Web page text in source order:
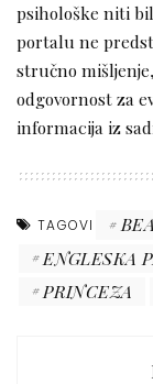
psihološke niti
portalu ne
stručno
odgovornost za
informacija iz
TAGOVI
ENGLESKA
PRINCEZA